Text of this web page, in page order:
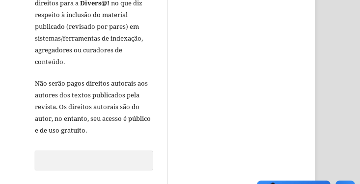
direitos para aDivers@! no que diz
respeito à inclusão do material
publicado (revisado por pares) em
sistemas/ferramentas de indexação,
agregadores ou curadores de
conteúdo.
Não serão pagos direitos autorais aos
autores dos textos publicados pela
revista. Os direitos autorais são do
autor, no entanto, seu acesso é público
e de uso gratuito.